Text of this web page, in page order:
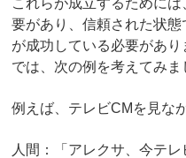
これらが成立するために
要があり、信頼された状
が成功している必要があり
では、次の例を考えてみま
例えば、テレビCMを見なが
人間：「アレクサ、今テ